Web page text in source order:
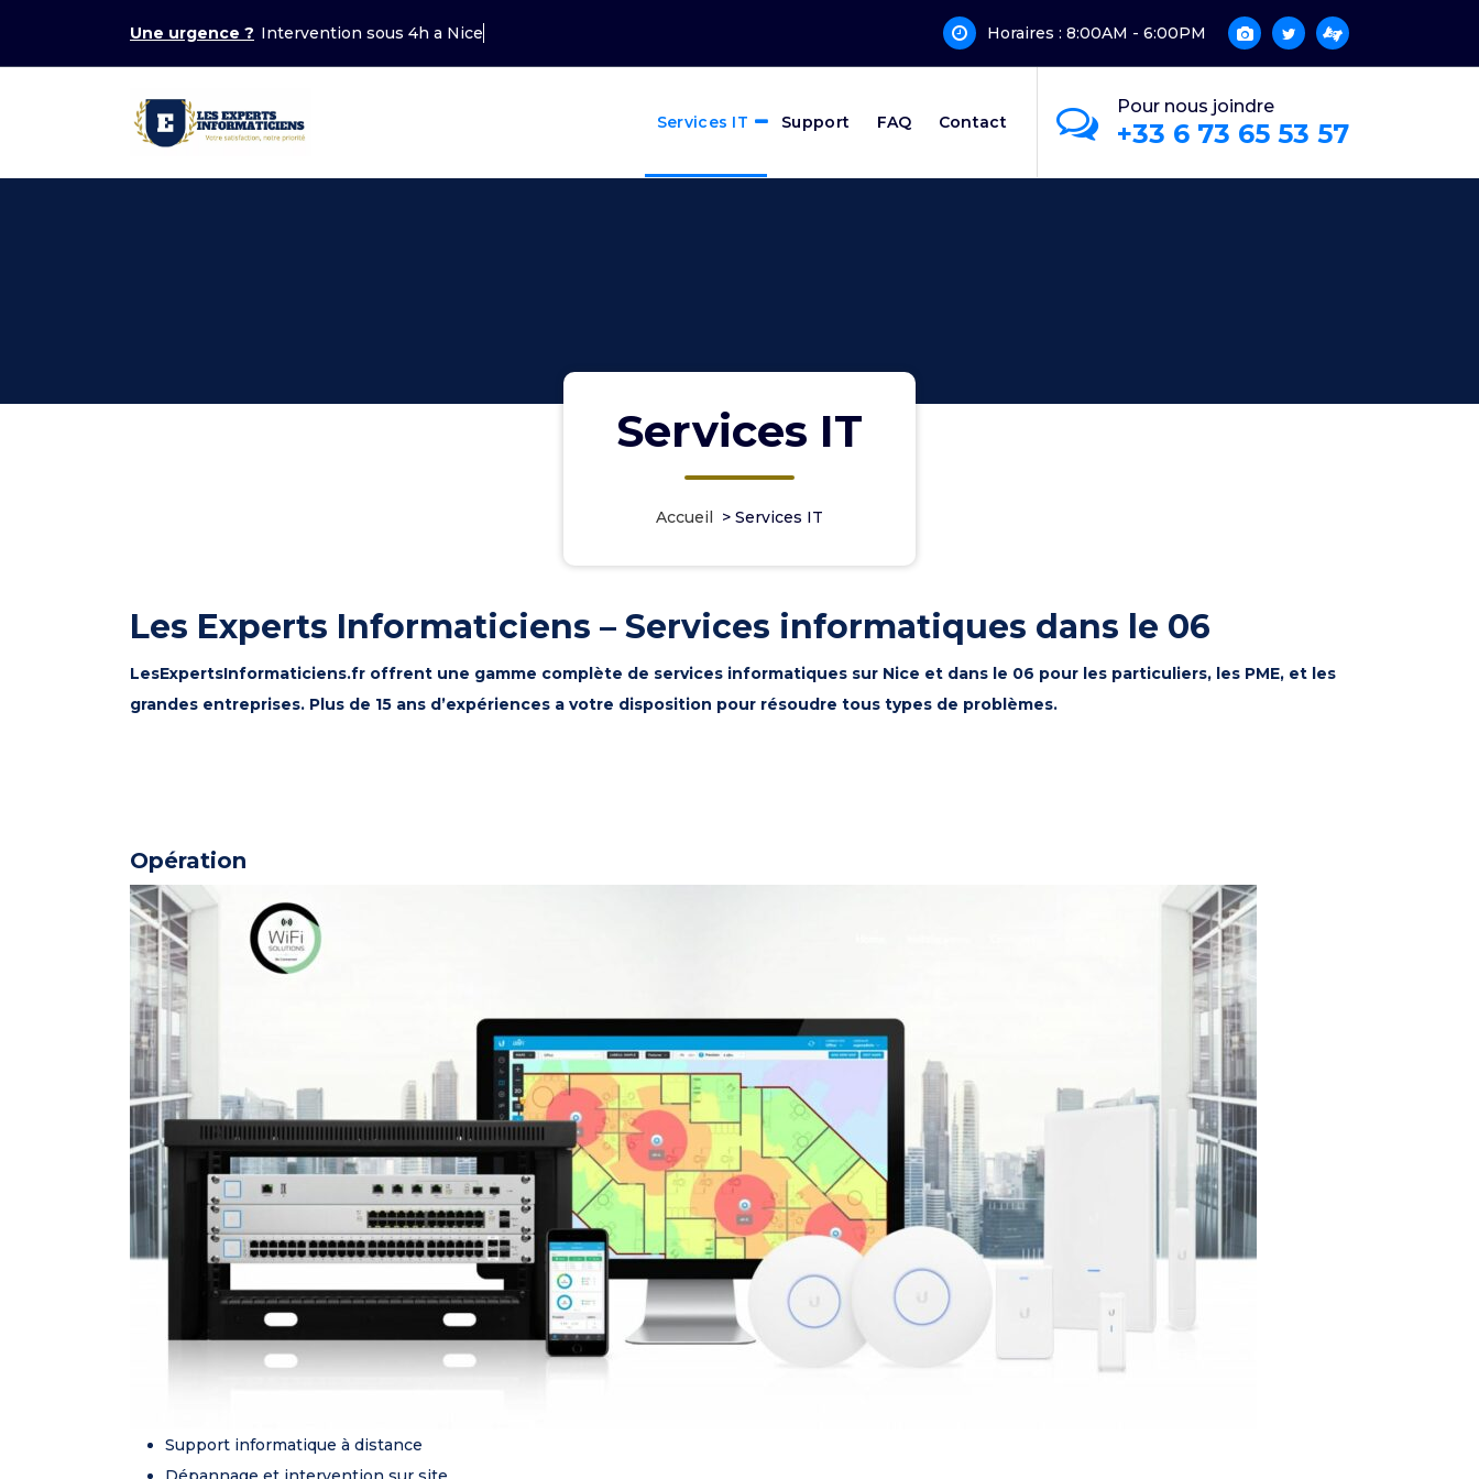
Une urgence ? Intervention sous 4h a Nice Horaires : 8:00AM - 6:00PM
Services IT Support FAQ Contact
Pour nous joindre
+33 6 73 65 53 57
Services IT
Accueil > Services IT
Les Experts Informaticiens – Services informatiques dans le 06
LesExpertsInformaticiens.fr offrent une gamme complète de services informatiques sur Nice et dans le 06 pour les particuliers, les PME, et les
grandes entreprises. Plus de 15 ans d’expériences a votre disposition pour résoudre tous types de problèmes.
Opération
Support informatique à distance